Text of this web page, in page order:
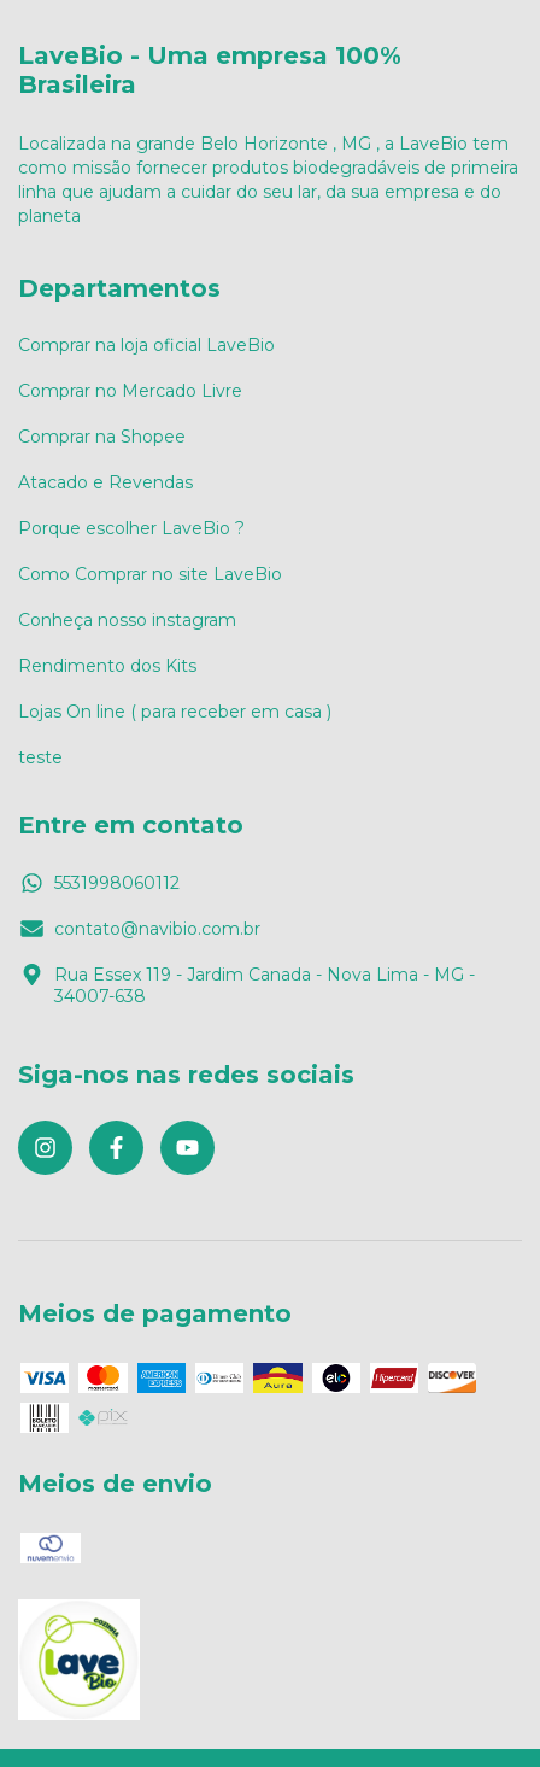
LaveBio - Uma empresa 100%
Brasileira
Localizada na grande Belo Horizonte , MG , a LaveBio tem
como missão fornecer produtos biodegradáveis de primeira
linha que ajudam a cuidar do seu lar, da sua empresa e do
planeta
Departamentos
Comprar na loja oficial LaveBio
Comprar no Mercado Livre
Comprar na Shopee
Atacado e Revendas
Porque escolher LaveBio ?
Como Comprar no site LaveBio
Conheça nosso instagram
Rendimento dos Kits
Lojas On line ( para receber em casa )
teste
Entre em contato
5531998060112
contato@navibio.com.br
Rua Essex 119 - Jardim Canada - Nova Lima - MG -
34007-638
Siga-nos nas redes sociais
Meios de pagamento
Meios de envio